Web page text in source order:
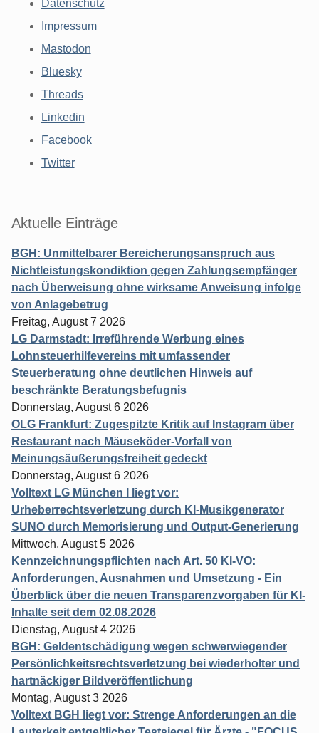
Datenschutz
Impressum
Mastodon
Bluesky
Threads
Linkedin
Facebook
Twitter
Aktuelle Einträge
BGH: Unmittelbarer Bereicherungsanspruch aus
Nichtleistungskondiktion gegen Zahlungsempfänger
nach Überweisung ohne wirksame Anweisung infolge
von Anlagebetrug
Freitag, August 7 2026
LG Darmstadt: Irreführende Werbung eines
Lohnsteuerhilfevereins mit umfassender
Steuerberatung ohne deutlichen Hinweis auf
beschränkte Beratungsbefugnis
Donnerstag, August 6 2026
OLG Frankfurt: Zugespitzte Kritik auf Instagram über
Restaurant nach Mäuseköder-Vorfall von
Meinungsäußerungsfreiheit gedeckt
Donnerstag, August 6 2026
Volltext LG München I liegt vor:
Urheberrechtsverletzung durch KI-Musikgenerator
SUNO durch Memorisierung und Output-Generierung
Mittwoch, August 5 2026
Kennzeichnungspflichten nach Art. 50 KI-VO:
Anforderungen, Ausnahmen und Umsetzung - Ein
Überblick über die neuen Transparenzvorgaben für KI-
Inhalte seit dem 02.08.2026
Dienstag, August 4 2026
BGH: Geldentschädigung wegen schwerwiegender
Persönlichkeitsrechtsverletzung bei wiederholter und
hartnäckiger Bildveröffentlichung
Montag, August 3 2026
Volltext BGH liegt vor: Strenge Anforderungen an die